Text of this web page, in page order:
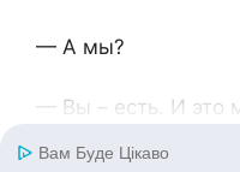
— А мы?
— Вы – есть. И это